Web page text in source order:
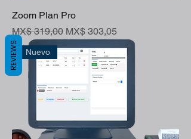
Zoom Plan Pro
Preço normal
MX$ 319,00 Preço promocional
MX$ 303,05
Nuevo
REVIEWS